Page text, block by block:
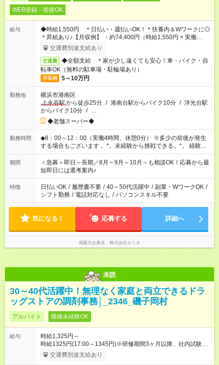
WEB登録・面接OK
給与
◆時給1,550円 ＊日払い・週払いOK！＊扶養内＆Wワークに◎
＊昇給あり♪【月収例】 ・約74,400円（時給1,550円 × 実働
4h × 12日）
交通費別途支給あり
交通費
◆全額支給 ＊家が少し遠くても安心！車・バイク・自
転車OK（無料の駐車場・駐輪場あり）
月収例 5～10万円
勤務地
横浜市港南区
上永谷駅から徒歩25分 / 港南台駅からバイク10分 / 洋光台駅
からバイク10分 / …
◆老舗スーパー◆
勤務時間
◆8：00～12：00（実働4時間、休憩0分） ※多少の前後が発生
する場合もございます 。*。未経験から挑戦できる。*。 経験ゼ
ロから始められるお仕事！ 例えば前職が、 軽作業/ピッキング/
倉庫内作業/フォクリフト/接客/販売/短期・単発アルバイト/夜
勤・ホテルフロントなど いろんな業界の方たちが未経験で入社
されて活躍中♪
期間
＜急募＞即日～長期／8月～9月～10月～も相談OK！応募から最
短即日には選考案内♪
特徴 日払いOK / 履歴書不要 / 40～50代活躍中 / 副業・WワークOK /
シフト勤務 / 電話対応なし / パソコンスキル不要
気になる！ 応募する 詳細へ
掲載元企業名 株式会社セリオ
未読
30～40代活躍中！無理なく家庭と両立できるドラ
ッグストアの調剤事務│_2346_磯子岡村
アルバイト 職種未経験OK
給与
時給1,325円～
時給1325円(17:00～1345円)※研修期間3ヶ月以降、社内試験に
よる更新判定あり 社内試験合格後、時給＋50～100円の昇給あ
り （大学生は＋20円） 試用期間あり：入社日から3ヶ月間／本
交通費別途支給あり